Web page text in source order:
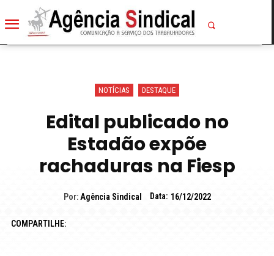
NOTÍCIAS DESTAQUE
Edital publicado no
Estadão expõe
rachaduras na Fiesp
Por: Agência Sindical Data: 16/12/2022
COMPARTILHE: